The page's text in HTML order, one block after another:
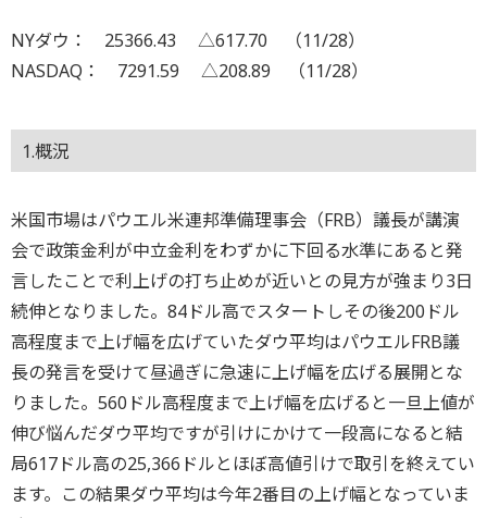
NYダウ： 25366.43 △617.70 （11/28）
NASDAQ： 7291.59 △208.89 （11/28）
1.概況
米国市場はパウエル米連邦準備理事会（FRB）議長が講演
会で政策金利が中立金利をわずかに下回る水準にあると発
言したことで利上げの打ち止めが近いとの見方が強まり3日
続伸となりました。84ドル高でスタートしその後200ドル
高程度まで上げ幅を広げていたダウ平均はパウエルFRB議
長の発言を受けて昼過ぎに急速に上げ幅を広げる展開とな
りました。560ドル高程度まで上げ幅を広げると一旦上値が
伸び悩んだダウ平均ですが引けにかけて一段高になると結
局617ドル高の25,366ドルとほぼ高値引けで取引を終えてい
ます。この結果ダウ平均は今年2番目の上げ幅となっていま